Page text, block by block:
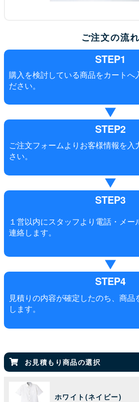
ご注文の流れ
STEP1
購入を検討している商品をカートへ
ださい。
STEP2
ご注文フォームよりお客様情報を入
さい。
STEP3
１営以内にスタッフより電話・メー
連絡します。
STEP4
見積りの内容が確定したのち、商品
します。
お見積もり商品の選択
ホワイト(ネイビー)